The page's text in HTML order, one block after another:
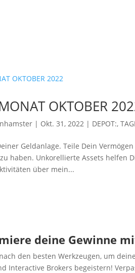
OKTOBER
| Okt. 31, 2022 | DEPOT:,
Geldanlage. Teile Dein
haben. Unkorellierte Assets helfen
über mein...
deine Gewinne
den besten Werkzeugen, um
Interactive Brokers begeistern!